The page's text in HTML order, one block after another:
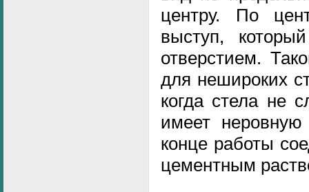
центру. По
выступ,
отверстием.
для нешироких
когда стела не
имеет
конце работы
цементным